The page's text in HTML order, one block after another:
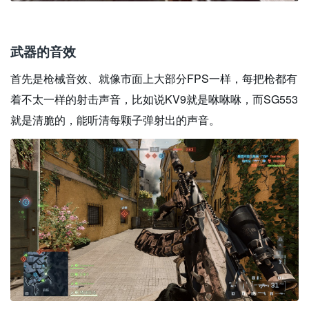
武器的音效
首先是枪械音效、就像市面上大部分FPS一样，每把枪都有
着不太一样的射击声音，比如说KV9就是咻咻咻，而SG553
就是清脆的，能听清每颗子弹射出的声音。